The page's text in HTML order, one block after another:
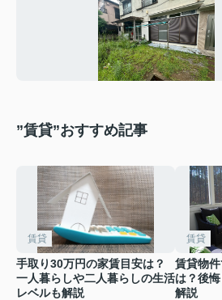
”賃貸”おすすめ記事
賃貸
手取り30万円の家賃目安は？
一人暮らしや二人暮らしの生活
レベルも解説
賃貸
賃貸物
は？後
解説